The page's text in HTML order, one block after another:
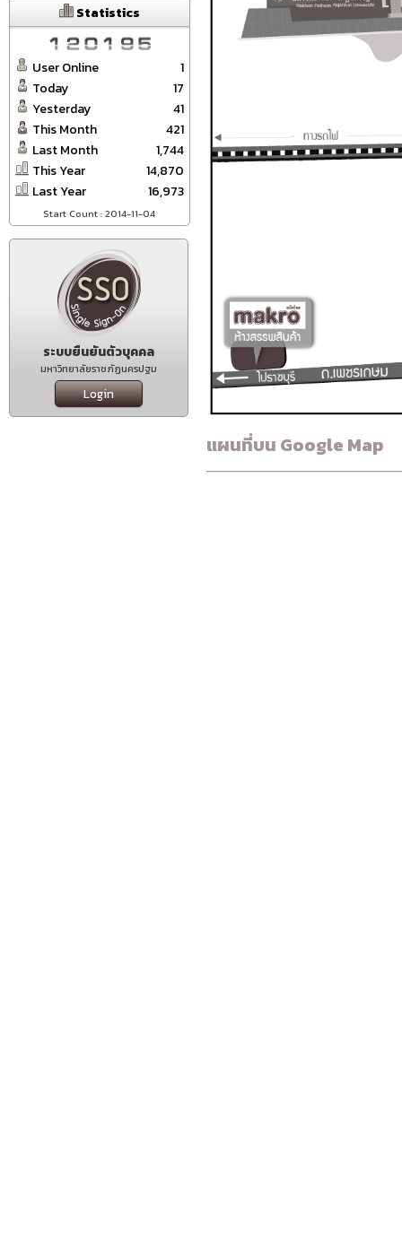
Statistics
User Online
1
Today
17
Yesterday
41
This Month
421
Last Month
1,744
This Year
14,870
Last Year
16,973
Start Count : 2014-11-04
ระบบยืนยันตัวบุคคล
มหาวิทยาลัยราชภัฏนครปฐม
Login
แผนที่บน Google Map